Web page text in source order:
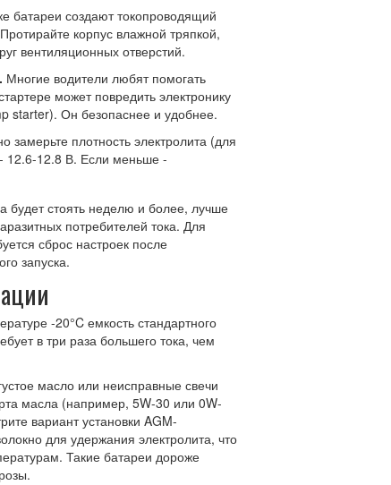
батареи создают токопроводящий
корпус влажной тряпкой,
вентиляционных отверстий.
Многие водители любят помогать
может повредить электронику
starter). Он безопаснее и удобнее.
замерьте плотность электролита (для
12.6-12.8 В. Если меньше -
будет стоять неделю и более, лучше
потребителей тока. Для
сброс настроек после
запуска.
-20°C емкость стандартного
в три раза большего тока, чем
масло или неисправные свечи
масла (например, 5W-30 или 0W-
вариант установки AGM-
для удержания электролита, что
. Такие батареи дороже